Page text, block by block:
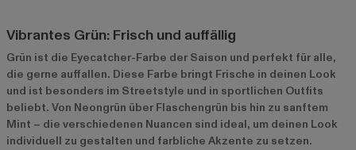
Vibrantes Grün: Frisch und auffällig
Grün ist die Eyecatcher-Farbe der Saison und perfekt für alle,
die gerne auffallen. Diese Farbe bringt Frische in deinen Look
und ist besonders im Streetstyle und in sportlichen Outfits
beliebt. Von Neongrün über Flaschengrün bis hin zu sanftem
Mint – die verschiedenen Nuancen sind ideal, um deinen Look
individuell zu gestalten und farbliche Akzente zu setzen.